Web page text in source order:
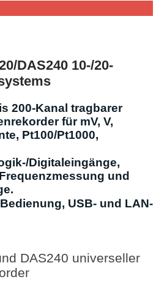
DAS240 10-/20-
200-Kanal tragbarer
für mV, V,
Pt100/Pt1000,
Digitaleingänge,
und
USB- und LAN-
DAS240 universeller